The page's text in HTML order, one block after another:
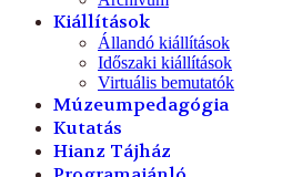
Kiállítások
Állandó kiállítások
Időszaki kiállítások
Virtuális bemutatók
Múzeumpedagógia
Kutatás
Hianz Tájház